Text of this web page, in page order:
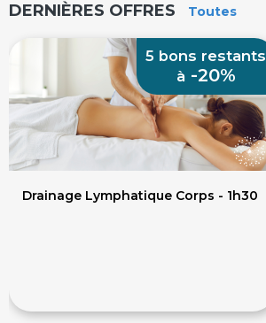
DERNIÈRES OFFRES Toutes
Drainage Lymphatique Corps - 1h30
5 bons restants
à -20%